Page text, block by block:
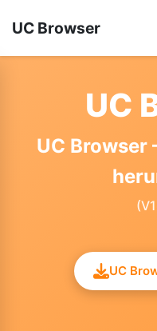
UC Browser
UC
UC Browser
UC